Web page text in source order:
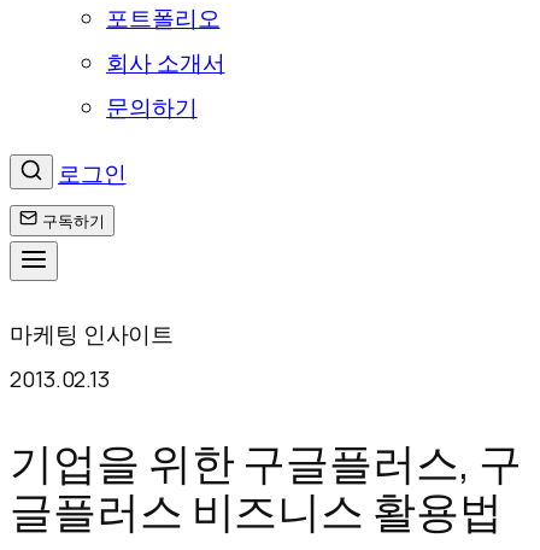
포트폴리오
회사 소개서
문의하기
로그인
구독하기
텐
츠
로
바
로
마케팅 인사이트
2013.02.13
기업을 위한 구글플러스, 구
글플러스 비즈니스 활용법